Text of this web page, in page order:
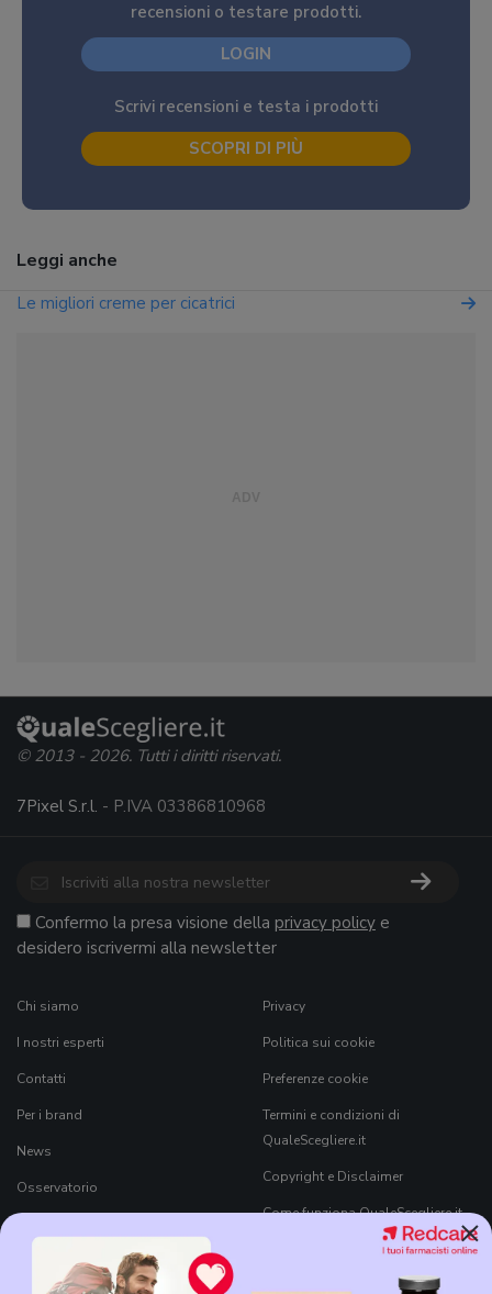
recensioni o testare prodotti.
LOGIN
Scrivi recensioni e testa i prodotti
SCOPRI DI PIÙ
Leggi anche
Le migliori creme per cicatrici
×
© 2013 - 2026. Tutti i diritti riservati.
7Pixel S.r.l. - P.IVA 03386810968
Confermo la presa visione della privacy policy e
desidero iscrivermi alla newsletter
Chi siamo
I nostri esperti
Contatti
Per i brand
News
Osservatorio
Black Friday 2026
Privacy
Politica sui cookie
Preferenze cookie
Termini e condizioni di
QualeScegliere.it
Copyright e Disclaimer
Come funziona QualeScegliere.it